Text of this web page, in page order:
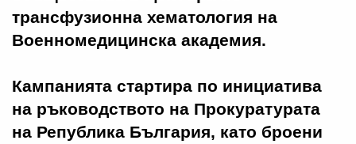
трансфузионна хематология на
Военномедицинска академия.
Кампанията стартира по инициатива
на ръководството на Прокуратурата
на Република България, като броени